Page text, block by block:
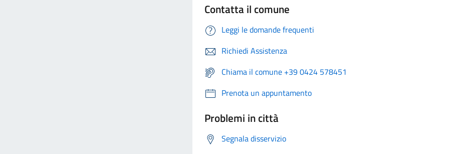
Contatta il comune
Leggi le domande frequenti
Richiedi Assistenza
Chiama il comune +39 0424 578451
Prenota un appuntamento
Problemi in città
Segnala disservizio